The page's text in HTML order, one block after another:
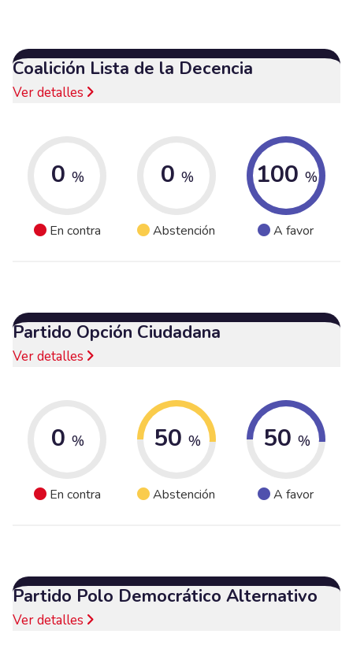
Coalición Lista de la Decencia
Ver detalles
0 %
En contra
0 %
Abstención
100 %
A favor
Partido Opción Ciudadana
Ver detalles
0 %
En contra
50 %
Abstención
50 %
A favor
Partido Polo Democrático Alternativo
Ver detalles